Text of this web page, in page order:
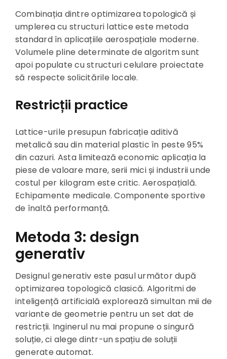
Combinația dintre optimizarea topologică și
umplerea cu structuri lattice este metoda
standard în aplicațiile aerospațiale moderne.
Volumele pline determinate de algoritm sunt
apoi populate cu structuri celulare proiectate
să respecte solicitările locale.
Restricții practice
Lattice-urile presupun fabricație aditivă
metalică sau din material plastic în peste 95%
din cazuri. Asta limitează economic aplicația la
piese de valoare mare, serii mici și industrii unde
costul per kilogram este critic. Aerospațială.
Echipamente medicale. Componente sportive
de înaltă performanță.
Metoda 3: design
generativ
Designul generativ este pasul următor după
optimizarea topologică clasică. Algoritmi de
inteligență artificială explorează simultan mii de
variante de geometrie pentru un set dat de
restricții. Inginerul nu mai propune o singură
soluție, ci alege dintr-un spațiu de soluții
generate automat.